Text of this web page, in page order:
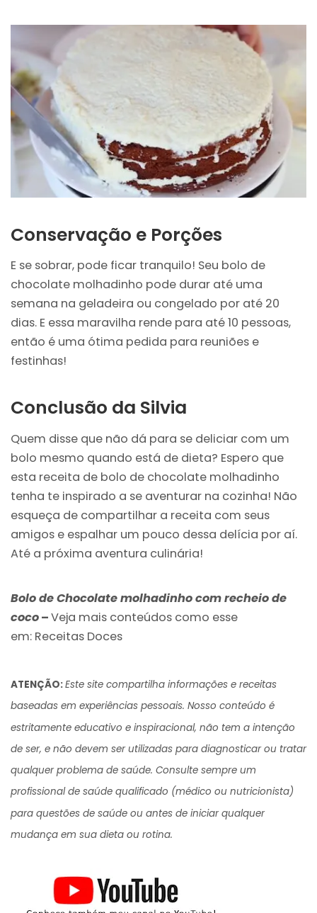
Conservação e Porções
E se sobrar, pode ficar tranquilo! Seu bolo de
chocolate molhadinho pode durar até uma
semana na geladeira ou congelado por até 20
dias. E essa maravilha rende para até 10 pessoas,
então é uma ótima pedida para reuniões e
festinhas!
Conclusão da Silvia
Quem disse que não dá para se deliciar com um
bolo mesmo quando está de dieta? Espero que
esta receita de bolo de chocolate molhadinho
tenha te inspirado a se aventurar na cozinha! Não
esqueça de compartilhar a receita com seus
amigos e espalhar um pouco dessa delícia por aí.
Até a próxima aventura culinária!
Bolo de Chocolate molhadinho com recheio de
coco–Veja mais conteúdos como esse
em: Receitas Doces
ATENÇÃO:Este site compartilha informações e receitas
baseadas em experiências pessoais. Nosso conteúdo é
estritamente educativo e inspiracional, não tem a intenção
de ser, e não devem ser utilizadas para diagnosticar ou tratar
qualquer problema de saúde. Consulte sempre um
profissional de saúde qualificado (médico ou nutricionista)
para questões de saúde ou antes de iniciar qualquer
mudança em sua dieta ou rotina.